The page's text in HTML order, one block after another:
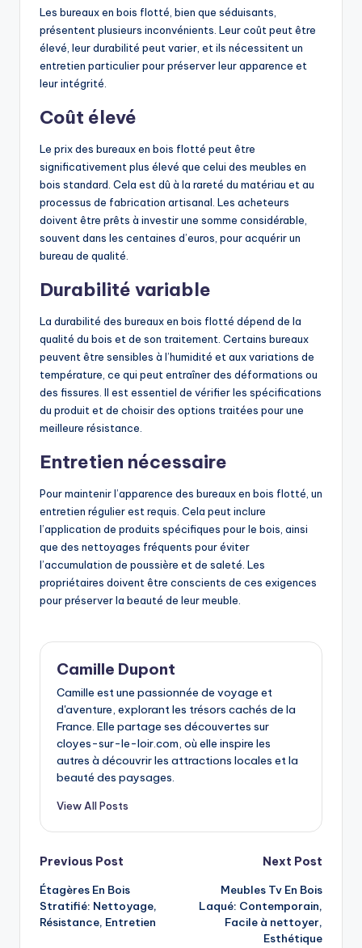
Les bureaux en bois flotté, bien que séduisants,
présentent plusieurs inconvénients. Leur coût peut être
élevé, leur durabilité peut varier, et ils nécessitent un
entretien particulier pour préserver leur apparence et
leur intégrité.
Coût élevé
Le prix des bureaux en bois flotté peut être
significativement plus élevé que celui des meubles en
bois standard. Cela est dû à la rareté du matériau et au
processus de fabrication artisanal. Les acheteurs
doivent être prêts à investir une somme considérable,
souvent dans les centaines d’euros, pour acquérir un
bureau de qualité.
Durabilité variable
La durabilité des bureaux en bois flotté dépend de la
qualité du bois et de son traitement. Certains bureaux
peuvent être sensibles à l’humidité et aux variations de
température, ce qui peut entraîner des déformations ou
des fissures. Il est essentiel de vérifier les spécifications
du produit et de choisir des options traitées pour une
meilleure résistance.
Entretien nécessaire
Pour maintenir l’apparence des bureaux en bois flotté, un
entretien régulier est requis. Cela peut inclure
l’application de produits spécifiques pour le bois, ainsi
que des nettoyages fréquents pour éviter
l’accumulation de poussière et de saleté. Les
propriétaires doivent être conscients de ces exigences
pour préserver la beauté de leur meuble.
Camille Dupont
Camille est une passionnée de voyage et
d'aventure, explorant les trésors cachés de la
France. Elle partage ses découvertes sur
cloyes-sur-le-loir.com, où elle inspire les
autres à découvrir les attractions locales et la
beauté des paysages.
View All Posts
Post
navigation
Previous Post
Étagères En Bois
Stratifié: Nettoyage,
Résistance, Entretien
Next Post
Meubles Tv En Bois
Laqué: Contemporain,
Facile à nettoyer,
Esthétique